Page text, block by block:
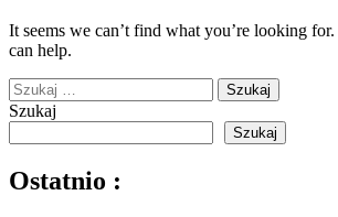
It seems we can’t find what you’re looking for.
can help.
Szukaj:
Szukaj
Szukaj
Ostatnio :